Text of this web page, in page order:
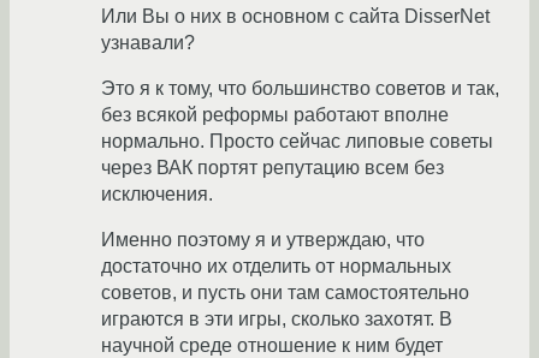
Или Вы о них в основном с сайта DisserNet
узнавали?
Это я к тому, что большинство советов и так,
без всякой реформы работают вполне
нормально. Просто сейчас липовые советы
через ВАК портят репутацию всем без
исключения.
Именно поэтому я и утверждаю, что
достаточно их отделить от нормальных
советов, и пусть они там самостоятельно
играются в эти игры, сколько захотят. В
научной среде отношение к ним будет